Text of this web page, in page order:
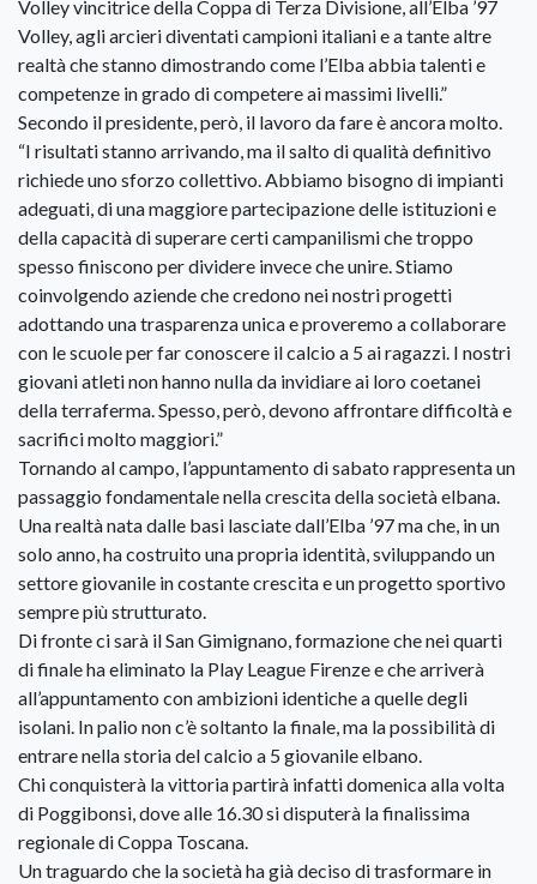
Volley vincitrice della Coppa di Terza Divisione, all’Elba ’97
Volley, agli arcieri diventati campioni italiani e a tante altre
realtà che stanno dimostrando come l’Elba abbia talenti e
competenze in grado di competere ai massimi livelli.”
Secondo il presidente, però, il lavoro da fare è ancora molto.
“I risultati stanno arrivando, ma il salto di qualità definitivo
richiede uno sforzo collettivo. Abbiamo bisogno di impianti
adeguati, di una maggiore partecipazione delle istituzioni e
della capacità di superare certi campanilismi che troppo
spesso finiscono per dividere invece che unire. Stiamo
coinvolgendo aziende che credono nei nostri progetti
adottando una trasparenza unica e proveremo a collaborare
con le scuole per far conoscere il calcio a 5 ai ragazzi. I nostri
giovani atleti non hanno nulla da invidiare ai loro coetanei
della terraferma. Spesso, però, devono affrontare difficoltà e
sacrifici molto maggiori.”
Tornando al campo, l’appuntamento di sabato rappresenta un
passaggio fondamentale nella crescita della società elbana.
Una realtà nata dalle basi lasciate dall’Elba ’97 ma che, in un
solo anno, ha costruito una propria identità, sviluppando un
settore giovanile in costante crescita e un progetto sportivo
sempre più strutturato.
Di fronte ci sarà il San Gimignano, formazione che nei quarti
di finale ha eliminato la Play League Firenze e che arriverà
all’appuntamento con ambizioni identiche a quelle degli
isolani. In palio non c’è soltanto la finale, ma la possibilità di
entrare nella storia del calcio a 5 giovanile elbano.
Chi conquisterà la vittoria partirà infatti domenica alla volta
di Poggibonsi, dove alle 16.30 si disputerà la finalissima
regionale di Coppa Toscana.
Un traguardo che la società ha già deciso di trasformare in